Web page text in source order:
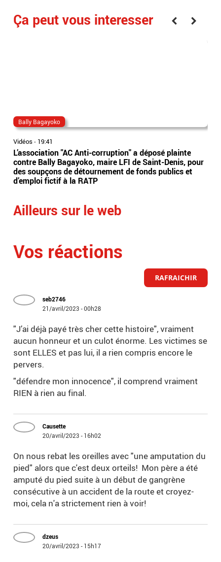
Ça peut vous interesser
Bally Bagayoko
Vidéos - 19:41
L’association "AC Anti-corruption" a déposé plainte
contre Bally Bagayoko, maire LFI de Saint-Denis, pour
des soupçons de détournement de fonds publics et
d’emploi fictif à la RATP
Ailleurs sur le web
Vos réactions
RAFRAICHIR
seb2746
21/avril/2023 - 00h28
"J’ai déjà payé très cher cette histoire", vraiment
aucun honneur et un culot énorme. Les victimes se
sont ELLES et pas lui, il a rien compris encore le
pervers.
"défendre mon innocence", il comprend vraiment
RIEN à rien au final.
Causette
20/avril/2023 - 16h02
On nous rebat les oreilles avec "une amputation du
pied" alors que c'est deux orteils! Mon père a été
amputé du pied suite à un début de gangrène
consécutive à un accident de la route et croyez-
moi, cela n'a strictement rien à voir!
dzeus
20/avril/2023 - 15h17